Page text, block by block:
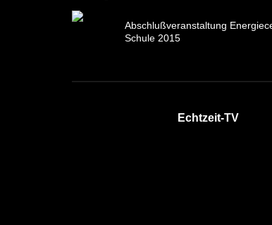
Abschlußveranstaltung
Schule 2015
Echtzeit-TV